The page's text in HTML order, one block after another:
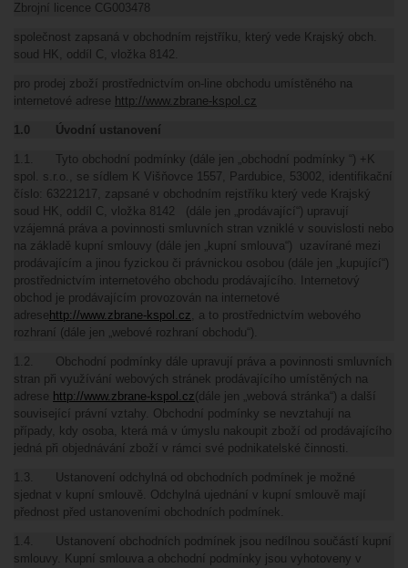
Zbrojní licence CG003478
společnost zapsaná v obchodním rejstříku, který vede Krajský obch.
soud HK, oddíl C, vložka 8142.
pro prodej zboží prostřednictvím on-line obchodu umístěného na
internetové adrese http://www.zbrane-kspol.cz
1.0 Úvodní ustanovení
1.1. Tyto obchodní podmínky (dále jen „obchodní podmínky “) +K
spol. s.r.o., se sídlem K Višňovce 1557, Pardubice, 53002, identifikační
číslo: 63221217, zapsané v obchodním rejstříku který vede Krajský
soud HK, oddíl C, vložka 8142 (dále jen „prodávající“) upravují
vzájemná práva a povinnosti smluvních stran vzniklé v souvislosti nebo
na základě kupní smlouvy (dále jen „kupní smlouva“) uzavírané mezi
prodávajícím a jinou fyzickou či právnickou osobou (dále jen „kupující“)
prostřednictvím internetového obchodu prodávajícího. Internetový
obchod je prodávajícím provozován na internetové
adrese http://www.zbrane-kspol.cz, a to prostřednictvím webového
rozhraní (dále jen „webové rozhraní obchodu“).
1.2. Obchodní podmínky dále upravují práva a povinnosti smluvních
stran při využívání webových stránek prodávajícího umístěných na
adrese http://www.zbrane-kspol.cz(dále jen „webová stránka“) a další
související právní vztahy. Obchodní podmínky se nevztahují na
případy, kdy osoba, která má v úmyslu nakoupit zboží od prodávajícího
jedná při objednávání zboží v rámci své podnikatelské činnosti.
1.3. Ustanovení odchylná od obchodních podmínek je možné
sjednat v kupní smlouvě. Odchylná ujednání v kupní smlouvě mají
přednost před ustanoveními obchodních podmínek.
1.4. Ustanovení obchodních podmínek jsou nedílnou součástí kupní
smlouvy. Kupní smlouva a obchodní podmínky jsou vyhotoveny v